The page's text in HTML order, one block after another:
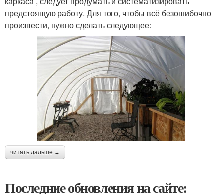
предстоящую работу. Для того, чтобы всё безошибочно
произвести, нужно сделать следующее:
читать дальше →
Последние обновления на сайте: